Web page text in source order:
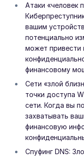
Атаки «человек
вашим
потенциально
может привести
финансовому
Сети «злой
точки доступа
сети. Когда вы
захватывать
финансовую
Спуфинг DNS: